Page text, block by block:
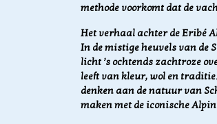
methode voorkomt dat de
Het verhaal achter de Eribé
In de mistige heuvels van de
licht ’s ochtends zachtroze
leeft van kleur, wol en
denken aan de natuur van
maken met de iconische